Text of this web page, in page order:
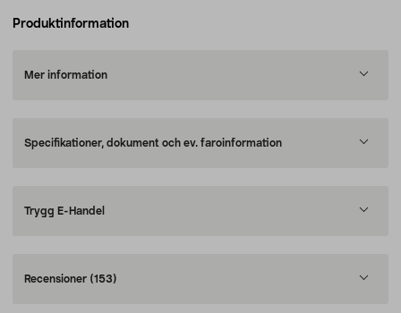
Produktinformation
Mer information
Specifikationer, dokument och ev. faroinformation
Trygg E-Handel
Recensioner (153)